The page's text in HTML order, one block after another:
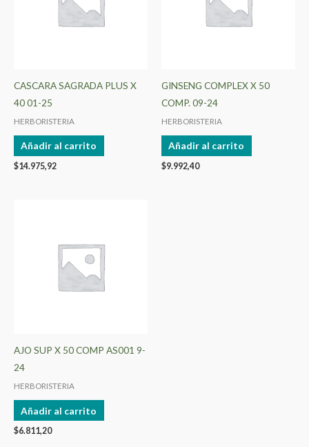
CASCARA SAGRADA PLUS X
40 01-25
HERBORISTERIA
Añadir al carrito
$14.975,92
GINSENG COMPLEX X 50
COMP. 09-24
HERBORISTERIA
Añadir al carrito
$9.992,40
AJO SUP X 50 COMP AS001 9-
24
HERBORISTERIA
Añadir al carrito
$6.811,20